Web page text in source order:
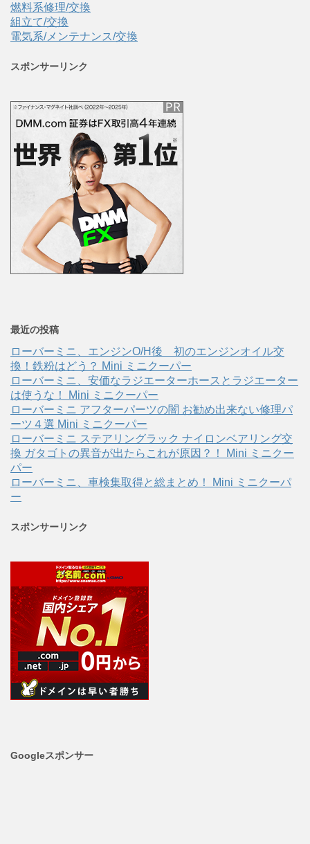
燃料系修理/交換
組立て/交換
電気系/メンテナンス/交換
スポンサーリンク
最近の投稿
ローバーミニ、エンジンO/H後 初のエンジンオイル交
換！鉄粉はどう？ Mini ミニクーパー
ローバーミニ、安価なラジエーターホースとラジエーター
は使うな！ Mini ミニクーパー
ローバーミニ アフターパーツの闇 お勧め出来ない修理パ
ーツ４選 Mini ミニクーパー
ローバーミニ ステアリングラック ナイロンベアリング交
換 ガタゴトの異音が出たらこれが原因？！ Mini ミニクー
パー
ローバーミニ、車検集取得と総まとめ！ Mini ミニクーパ
ー
スポンサーリンク
Googleスポンサー